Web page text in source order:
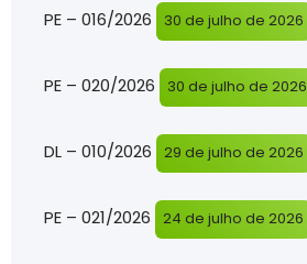
PE – 016/2026 30 de julho de 2026
PE – 020/2026 30 de julho de 2026
DL – 010/2026 29 de julho de 2026
PE – 021/2026 24 de julho de 2026